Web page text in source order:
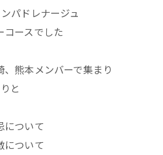
パドレナージュ
コースでした
、熊本メンバーで集まり
と
について
について